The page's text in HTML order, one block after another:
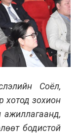
Соёл,
хотод зохион
ажиллагаанд,
бодистой